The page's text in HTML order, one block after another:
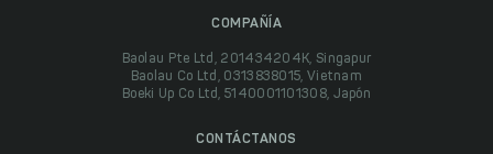
COMPAÑÍA
Baolau Pte Ltd, 201434204K, Singapur
Baolau Co Ltd, 0313838015, Vietnam
Boeki Up Co Ltd, 5140001101308, Japón
CONTÁCTANOS